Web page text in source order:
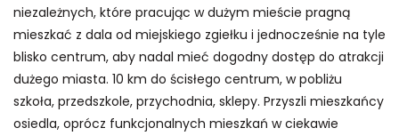
niezależnych, które pracując w dużym mieście pragną
mieszkać z dala od miejskiego zgiełku i jednocześnie na tyle
blisko centrum, aby nadal mieć dogodny dostęp do atrakcji
dużego miasta. 10 km do ścisłego centrum, w pobliżu
szkoła, przedszkole, przychodnia, sklepy. Przyszli mieszkańcy
osiedla, oprócz funkcjonalnych mieszkań w ciekawie